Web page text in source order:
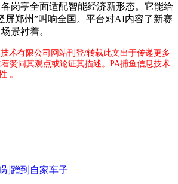
亭全面适配智能经济新形态。它能给
屏郑州”叫响全国。平台对AI内容了新赛
景衬着。
术有限公司网站刊登/转载此文出于传递更多
赞同其观点或论证其描述。PA捕鱼信息技术
。
蹭到自家车子